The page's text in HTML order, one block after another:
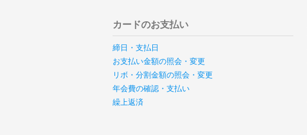
カードのお支払い
締日・支払日
お支払い金額の照会・変更
リボ・分割金額の照会・変更
年会費の確認・支払い
繰上返済